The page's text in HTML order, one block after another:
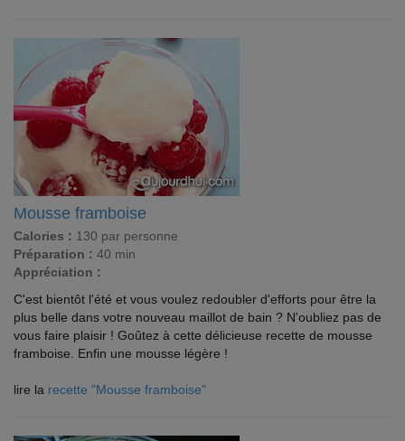
Mousse framboise
Calories : 130 par personne
Préparation : 40 min
Appréciation :
C'est bientôt l'été et vous voulez redoubler d'efforts pour être la
plus belle dans votre nouveau maillot de bain ? N'oubliez pas de
vous faire plaisir ! Goûtez à cette délicieuse recette de mousse
framboise. Enfin une mousse légère !
lire la recette "Mousse framboise"